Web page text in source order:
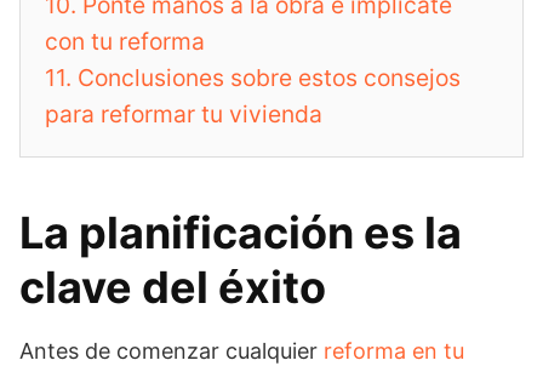
con tu reforma
11. Conclusiones sobre estos consejos
para reformar tu vivienda
La planificación es la
clave del éxito
Antes de comenzar cualquier reforma en tu